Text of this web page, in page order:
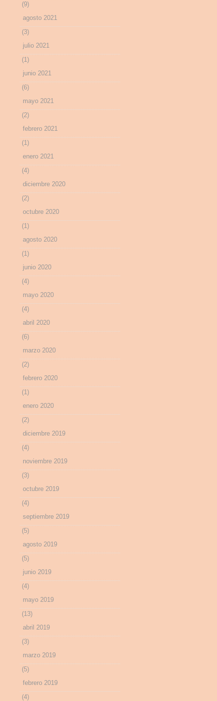
(9)
agosto 2021
(3)
julio 2021
(1)
junio 2021
(6)
mayo 2021
(2)
febrero 2021
(1)
enero 2021
(4)
diciembre 2020
(2)
octubre 2020
(1)
agosto 2020
(1)
junio 2020
(4)
mayo 2020
(4)
abril 2020
(6)
marzo 2020
(2)
febrero 2020
(1)
enero 2020
(2)
diciembre 2019
(4)
noviembre 2019
(3)
octubre 2019
(4)
septiembre 2019
(5)
agosto 2019
(5)
junio 2019
(4)
mayo 2019
(13)
abril 2019
(3)
marzo 2019
(5)
febrero 2019
(4)